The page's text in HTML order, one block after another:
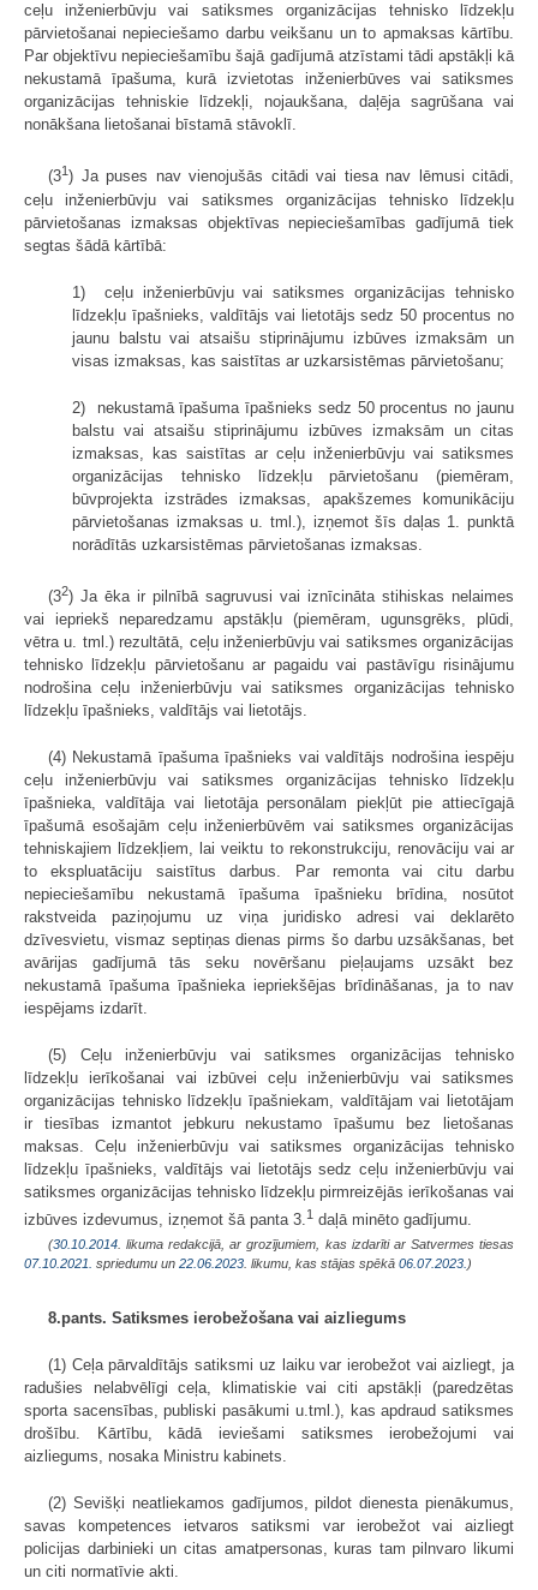
ceļu inženierbūvju vai satiksmes organizācijas tehnisko līdzekļu
pārvietošanai nepieciešamo darbu veikšanu un to apmaksas kārtību.
Par objektīvu nepieciešamību šajā gadījumā atzīstami tādi apstākļi kā
nekustamā īpašuma, kurā izvietotas inženierbūves vai satiksmes
organizācijas tehniskie līdzekļi, nojaukšana, daļēja sagrūšana vai
nonākšana lietošanai bīstamā stāvoklī.
(31 ) Ja puses nav vienojušās citādi vai tiesa nav lēmusi citādi,
ceļu inženierbūvju vai satiksmes organizācijas tehnisko līdzekļu
pārvietošanas izmaksas objektīvas nepieciešamības gadījumā tiek
segtas šādā kārtībā:
1) ceļu inženierbūvju vai satiksmes organizācijas tehnisko
līdzekļu īpašnieks, valdītājs vai lietotājs sedz 50 procentus no
jaunu balstu vai atsaišu stiprinājumu izbūves izmaksām un
visas izmaksas, kas saistītas ar uzkarsistēmas pārvietošanu;
2) nekustamā īpašuma īpašnieks sedz 50 procentus no jaunu
balstu vai atsaišu stiprinājumu izbūves izmaksām un citas
izmaksas, kas saistītas ar ceļu inženierbūvju vai satiksmes
organizācijas tehnisko līdzekļu pārvietošanu (piemēram,
būvprojekta izstrādes izmaksas, apakšzemes komunikāciju
pārvietošanas izmaksas u. tml.), izņemot šīs daļas 1. punktā
norādītās uzkarsistēmas pārvietošanas izmaksas.
(32) Ja ēka ir pilnībā sagruvusi vai iznīcināta stihiskas nelaimes
vai iepriekš neparedzamu apstākļu (piemēram, ugunsgrēks, plūdi,
vētra u. tml.) rezultātā, ceļu inženierbūvju vai satiksmes organizācijas
tehnisko līdzekļu pārvietošanu ar pagaidu vai pastāvīgu risinājumu
nodrošina ceļu inženierbūvju vai satiksmes organizācijas tehnisko
līdzekļu īpašnieks, valdītājs vai lietotājs.
(4) Nekustamā īpašuma īpašnieks vai valdītājs nodrošina iespēju
ceļu inženierbūvju vai satiksmes organizācijas tehnisko līdzekļu
īpašnieka, valdītāja vai lietotāja personālam piekļūt pie attiecīgajā
īpašumā esošajām ceļu inženierbūvēm vai satiksmes organizācijas
tehniskajiem līdzekļiem, lai veiktu to rekonstrukciju, renovāciju vai ar
to ekspluatāciju saistītus darbus. Par remonta vai citu darbu
nepieciešamību nekustamā īpašuma īpašnieku brīdina, nosūtot
rakstveida paziņojumu uz viņa juridisko adresi vai deklarēto
dzīvesvietu, vismaz septiņas dienas pirms šo darbu uzsākšanas, bet
avārijas gadījumā tās seku novēršanu pieļaujams uzsākt bez
nekustamā īpašuma īpašnieka iepriekšējas brīdināšanas, ja to nav
iespējams izdarīt.
(5) Ceļu inženierbūvju vai satiksmes organizācijas tehnisko
līdzekļu ierīkošanai vai izbūvei ceļu inženierbūvju vai satiksmes
organizācijas tehnisko līdzekļu īpašniekam, valdītājam vai lietotājam
ir tiesības izmantot jebkuru nekustamo īpašumu bez lietošanas
maksas. Ceļu inženierbūvju vai satiksmes organizācijas tehnisko
līdzekļu īpašnieks, valdītājs vai lietotājs sedz ceļu inženierbūvju vai
satiksmes organizācijas tehnisko līdzekļu pirmreizējās ierīkošanas vai
izbūves izdevumus, izņemot šā panta 3.1 daļā minēto gadījumu.
(30.10.2014 . likuma redakcijā, ar grozījumiem, kas izdarīti ar Satvermes tiesas
07.10.2021. spriedumu un 22.06.2023 . likumu, kas stājas spēkā 06.07.2023. )
8.pants. Satiksmes ierobežošana vai aizliegums
(1) Ceļa pārvaldītājs satiksmi uz laiku var ierobežot vai aizliegt, ja
radušies nelabvēlīgi ceļa, klimatiskie vai citi apstākļi (paredzētas
sporta sacensības, publiski pasākumi u.tml.), kas apdraud satiksmes
drošību. Kārtību, kādā ieviešami satiksmes ierobežojumi vai
aizliegums, nosaka Ministru kabinets.
(2) Sevišķi neatliekamos gadījumos, pildot dienesta pienākumus,
savas kompetences ietvaros satiksmi var ierobežot vai aizliegt
policijas darbinieki un citas amatpersonas, kuras tam pilnvaro likumi
un citi normatīvie akti.